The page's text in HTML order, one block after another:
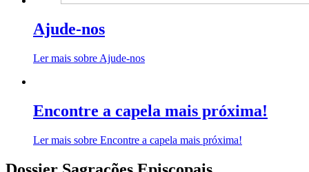
Ajude-nos
Ler mais sobre Ajude-nos
Encontre a capela mais próxima!
Ler mais sobre Encontre a capela mais próxima!